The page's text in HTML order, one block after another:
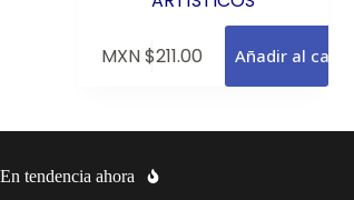
MXN $211.00 Añadir al carrito
En tendencia ahora